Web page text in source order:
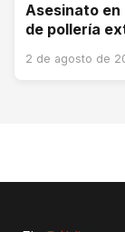
Asesinato en
de pollería
2 de agosto de